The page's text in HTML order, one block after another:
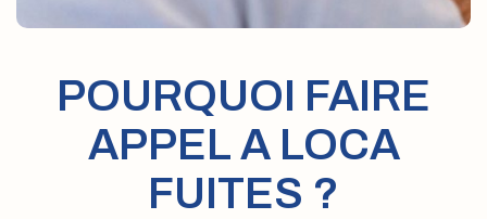
POURQUOI FAIRE
APPEL A LOCA
FUITES ?